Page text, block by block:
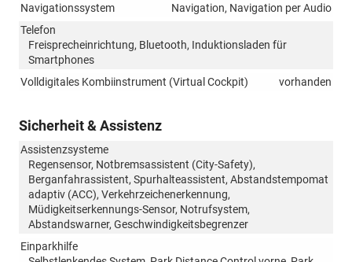
Navigationssystem
Navigation, Navigation per Audio
Telefon
Freisprecheinrichtung, Bluetooth, Induktionsladen für
Smartphones
Volldigitales Kombiinstrument (Virtual Cockpit)
vorhanden
Sicherheit & Assistenz
Assistenzsysteme
Regensensor, Notbremsassistent (City-Safety),
Berganfahrassistent, Spurhalteassistent, Abstandstempomat
adaptiv (ACC), Verkehrzeichenerkennung,
Müdigkeitserkennungs-Sensor, Notrufsystem,
Abstandswarner, Geschwindigkeitsbegrenzer
Einparkhilfe